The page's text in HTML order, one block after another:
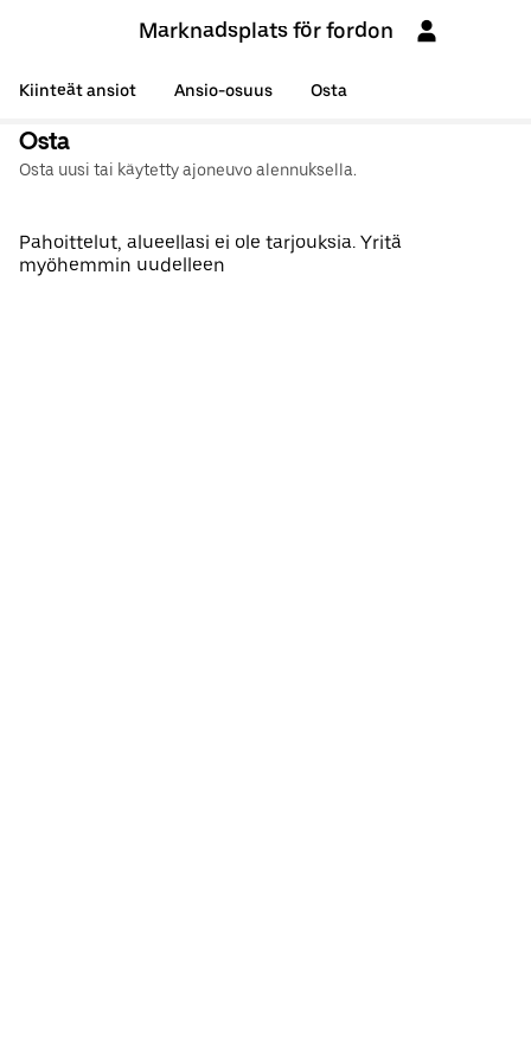
Marknadsplats för fordon
Kiinteät ansiot Ansio-osuus Osta
Osta
Osta uusi tai käytetty ajoneuvo alennuksella.
Pahoittelut, alueellasi ei ole tarjouksia. Yritä
myöhemmin uudelleen